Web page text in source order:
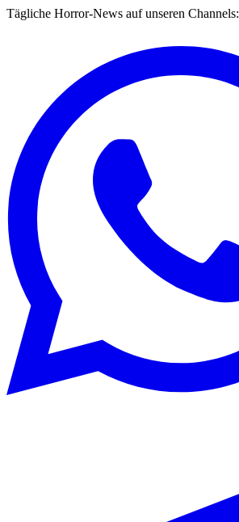
Tägliche Horror-News auf unseren Channels: